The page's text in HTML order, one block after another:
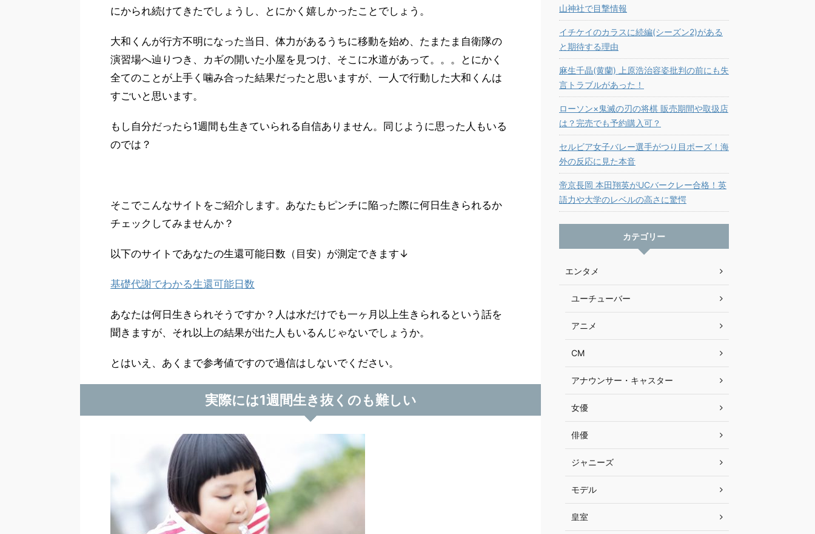
にかられ続けてきたでしょうし、とにかく嬉しかったことでしょう。
大和くんが行方不明になった当日、体力があるうちに移動を始め、たまたま自衛隊の
演習場へ辿りつき、カギの開いた小屋を見つけ、そこに水道があって。。。とにかく
全てのことが上手く噛み合った結果だったと思いますが、一人で行動した大和くんは
すごいと思います。
もし自分だったら1週間も生きていられる自信ありません。同じように思った人もいる
のでは？
そこでこんなサイトをご紹介します。あなたもピンチに陥った際に何日生きられるか
チェックしてみませんか？
以下のサイトであなたの生還可能日数（目安）が測定できます↓
基礎代謝でわかる生還可能日数
あなたは何日生きられそうですか？人は水だけでも一ヶ月以上生きられるという話を
聞きますが、それ以上の結果が出た人もいるんじゃないでしょうか。
とはいえ、あくまで参考値ですので過信はしないでください。
実際には1週間生き抜くのも難しい
山神社で目撃情報
イチケイのカラスに続編(シーズン2)がある
と期待する理由
麻生千晶(黄蘭) 上原浩治容姿批判の前にも失
言トラブルがあった！
ローソン×鬼滅の刃の将棋 販売期間や取扱店
は？完売でも予約購入可？
セルビア女子バレー選手がつり目ポーズ！海
外の反応に見た本音
帝京長岡 本田翔英がUCバークレー合格！英
語力や大学のレベルの高さに驚愕
カテゴリー
エンタメ
ユーチューバー
アニメ
CM
アナウンサー・キャスター
女優
俳優
ジャニーズ
モデル
皇室